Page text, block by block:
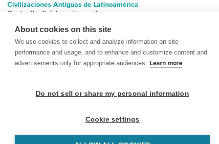
Civilizaciones Antiguas de Latinoamérica
Grados:3 a 6, Educación media
About cookies on this site
We use cookies to collect and analyze information on site
performance and usage, and to enhance and customize content and
advertisements only for appropriate audiences. Learn more
Do not sell or share my personal information
Cookie settings